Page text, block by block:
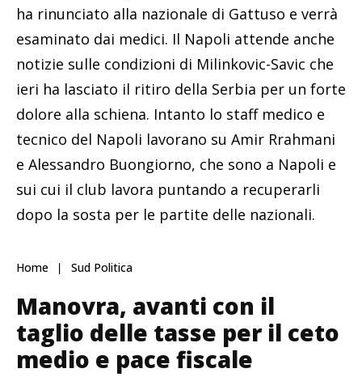
ha rinunciato alla nazionale di Gattuso e verrà
esaminato dai medici. Il Napoli attende anche
notizie sulle condizioni di Milinkovic-Savic che
ieri ha lasciato il ritiro della Serbia per un forte
dolore alla schiena. Intanto lo staff medico e
tecnico del Napoli lavorano su Amir Rrahmani
e Alessandro Buongiorno, che sono a Napoli e
sui cui il club lavora puntando a recuperarli
dopo la sosta per le partite delle nazionali.
Home Sud Politica
Manovra, avanti con il
taglio delle tasse per il ceto
medio e pace fiscale